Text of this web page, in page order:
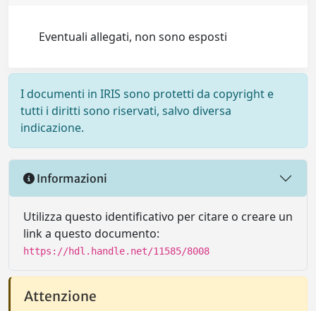
Eventuali allegati, non sono esposti
I documenti in IRIS sono protetti da copyright e
tutti i diritti sono riservati, salvo diversa
indicazione.
Informazioni
Utilizza questo identificativo per citare o creare un
link a questo documento:
https://hdl.handle.net/11585/8008
Attenzione